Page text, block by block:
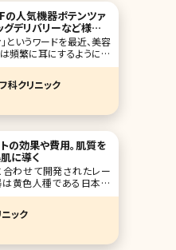
いる東京美容外科の大阪
川路智子先生です。 女性
点、配慮を反映した診療
を語ってもらいました。特
ンチエ
の人気機器ポテンツァ
グデリバリーなど様々
説
」というワードを最近、美容
頻繁に耳にするようにな
。美容医療の中ではニード
ポテンツァというくらい有
械ですが、まだまだ新し
で、初めて耳にする方も
ニードルRFにも
科クリニック
の効果や費用。肌質を
に導く
わせて開発されたレー
黄色人種である日本人
ると思ったような効果が
ありました。ライムライト
師の協力の元、開発され
す。 これまでレーザーや
効果が弱かった
ック